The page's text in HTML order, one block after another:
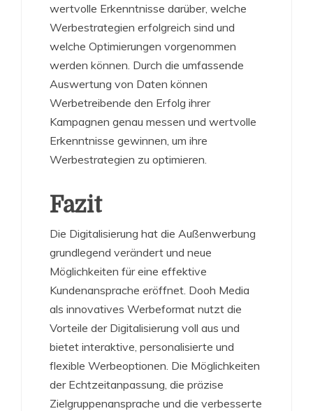
wertvolle Erkenntnisse darüber, welche
Werbestrategien erfolgreich sind und
welche Optimierungen vorgenommen
werden können. Durch die umfassende
Auswertung von Daten können
Werbetreibende den Erfolg ihrer
Kampagnen genau messen und wertvolle
Erkenntnisse gewinnen, um ihre
Werbestrategien zu optimieren.
Fazit
Die Digitalisierung hat die Außenwerbung
grundlegend verändert und neue
Möglichkeiten für eine effektive
Kundenansprache eröffnet. Dooh Media
als innovatives Werbeformat nutzt die
Vorteile der Digitalisierung voll aus und
bietet interaktive, personalisierte und
flexible Werbeoptionen. Die Möglichkeiten
der Echtzeitanpassung, die präzise
Zielgruppenansprache und die verbesserte